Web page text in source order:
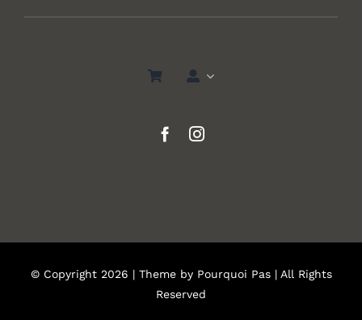
© Copyright 2026 | Theme by Pourquoi Pas| All Rights
Reserved